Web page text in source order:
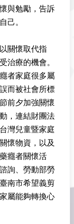
與勉勵，告訴
己。
關懷取代指
治療的機會。
者家庭很多屬
而被社會所標
前夕加強關懷
，連結財團法
灣兒童暨家庭
懷物資，以及
癮者關懷活
詢、勞動部勞
南市希望義剪
屬能夠轉換心